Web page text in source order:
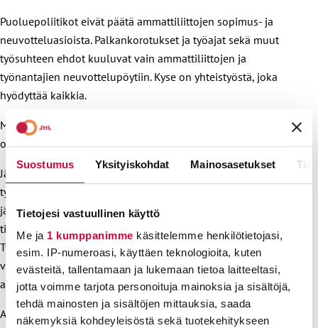
Suostumus Yksityiskohdat Mainosasetukset
Tietojesi vastuullinen käyttö
Me ja 1 kumppanimme käsittelemme henkilötietojasi,
esim. IP-numeroasi, käyttäen teknologioita, kuten
evästeitä, tallentamaan ja lukemaan tietoa laitteeltasi,
jotta voimme tarjota personoituja mainoksia ja sisältöjä,
tehdä mainosten ja sisältöjen mittauksia, saada
näkemyksiä kohdeyleisöstä sekä tuotekehitykseen
Puoluepoliitikot eivät päätä ammattiliittojen sopimus- ja
neuvotteluasioista. Palkankorotukset ja työajat sekä muut
työsuhteen ehdot kuuluvat vain ammattiliittojen ja
työnantajien neuvottelupöytiin. Kyse on yhteistyöstä, joka
hyödyttää kaikkia.
Moni on saanut rahakkaita korvauksia, kun liittomme juristit
ovat jäsenhintaan oikoneet työpaikkojen vääryyksiä.
Jäsenyys pelkässä työttömyyskassassa ei auta kuin
työttömyys- ja lomautustilanteessa. Ongelmat työpaikalla
jäävät tällöin itse kunkin huolehdittavaksi. Jokaisessa
tilanteessa omia rahkeita asiansa ajamiseen ei aina ole.
Työtapaturma, työsuojeluongelma tai epäasiallinen kohtelu
voivat olla vaikeita tilanteita käsitellä, eikä jaksamista oman
asian lakiselvittelyyn ole.
Ammattiliittojen luottamusmiehet huolehtivat työpaikoilla